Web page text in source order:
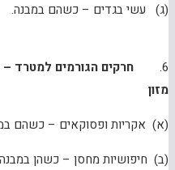
(ג) עשי בגדים – כשהם במבנה.
6.
חרקים הגורמים למטרד
מזון
(א) אקריות ופסוקאים – כשהם
(ב) חיפושיות מחסן – כשהן